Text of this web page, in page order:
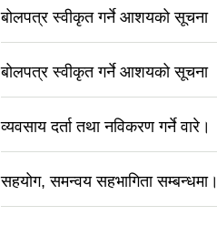
बोलपत्र स्वीकृत गर्ने आशयको सूचना
बोलपत्र स्वीकृत गर्ने आशयको सूचना
व्यवसाय दर्ता तथा नविकरण गर्ने वारे।
सहयोग, समन्वय सहभागिता सम्बन्धमा।